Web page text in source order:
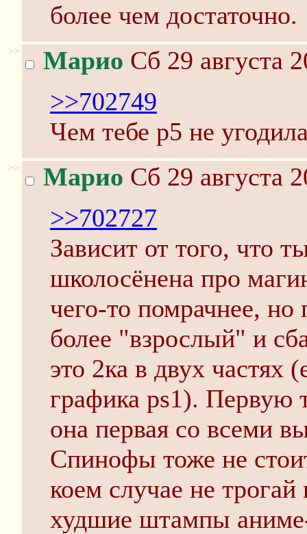
более чем достаточно.
>> Марио Сб 29 августа
>>702749
Чем тебе p5 не
>> Марио Сб 29 августа
>>702727
Зависит от того, что
школосёнена про
чего-то помрачнее,
более "взрослый" и
это 2ка в двух частях
графика ps1). Первую
она первая со всеми
Спинофы тоже не
коем случае не
худшие штампы